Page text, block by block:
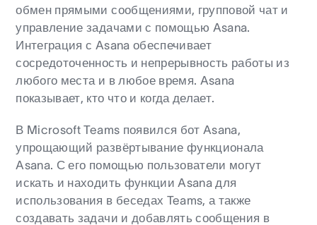
обмен прямыми сообщениями, групповой чат и
управление задачами с помощью Asana.
Интеграция с Asana обеспечивает
сосредоточенность и непрерывность работы из
любого места и в любое время. Asana
показывает, кто что и когда делает.
В Microsoft Teams появился бот Asana,
упрощающий развёртывание функционала
Asana. С его помощью пользователи могут
искать и находить функции Asana для
использования в беседах Teams, а также
создавать задачи и добавлять сообщения в